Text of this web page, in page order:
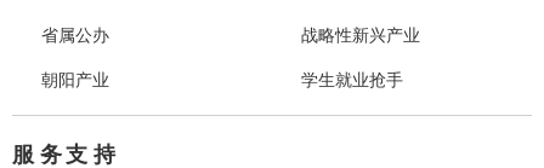
发、采购、生产、售后一站式整体服务，广泛应用于方便食品、休闲
食品、冷冻食品、海产品、医药、生鲜果蔬、烘焙等各个行业领域。
省属公办 战略性新兴产业
朝阳产业 学生就业抢手
服 务支 持